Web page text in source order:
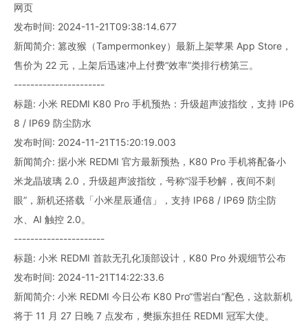
网页
发布时间: 2024-11-21T09:38:14.677
新闻简介: 篡改猴（Tampermonkey）最新上架苹果 App Store，
售价为 22 元，上架后迅速冲上付费“效率”类排行榜第三。
----------------------
标题: 小米 REDMI K80 Pro 手机预热：升级超声波指纹，支持 IP6
8 / IP69 防尘防水
发布时间: 2024-11-21T15:20:19.003
新闻简介: 据小米 REDMI 官方最新预热，K80 Pro 手机将配备小
米龙晶玻璃 2.0，升级超声波指纹，号称“湿手秒解，夜间不刺
眼”，新机还搭载「小米星辰通信」，支持 IP68 / IP69 防尘防
水、AI 触控 2.0。
----------------------
标题: 小米 REDMI 首款无孔化顶部设计，K80 Pro 外观细节公布
发布时间: 2024-11-21T14:22:33.6
新闻简介: 小米 REDMI 今日公布 K80 Pro“雪岩白”配色，这款新机
将于 11 月 27 日晚 7 点发布，樊振东担任 REDMI 冠军大使。